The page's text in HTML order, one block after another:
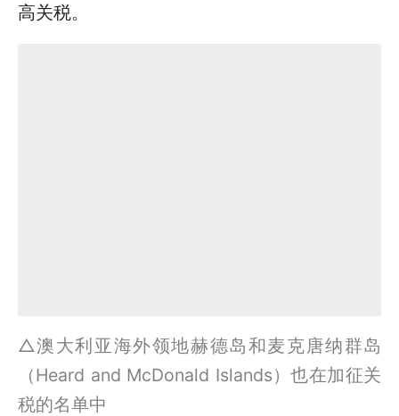
高关税。
△澳大利亚海外领地赫德岛和麦克唐纳群岛
（Heard and McDonald Islands）也在加征关
税的名单中